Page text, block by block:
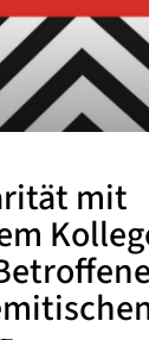
mit